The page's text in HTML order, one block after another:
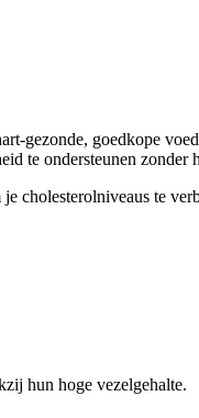
gezonde, goedkope
te ondersteunen zonder
te
hun hoge vezelgehalte.